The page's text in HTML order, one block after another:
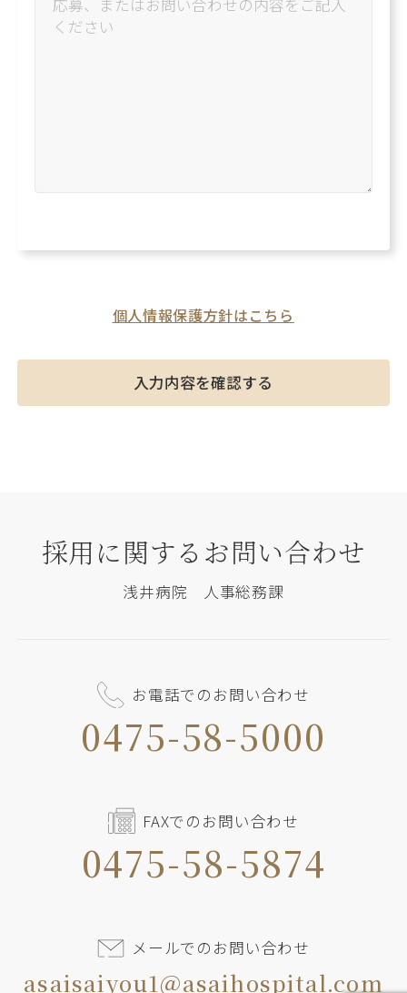
個人情報保護方針はこちら
採用に関するお問い合わせ
浅井病院 人事総務課
お電話でのお問い合わせ
0475-58-5000
FAXでのお問い合わせ
0475-58-5874
メールでのお問い合わせ
asaisaiyou1＠asaihospital.com